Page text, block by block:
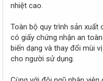
nhiệt cao.
Toàn bộ quy trình sản xuất
có giấy chứng nhận an
biến dạng và thay đổi mùi
cho người sử dụng.